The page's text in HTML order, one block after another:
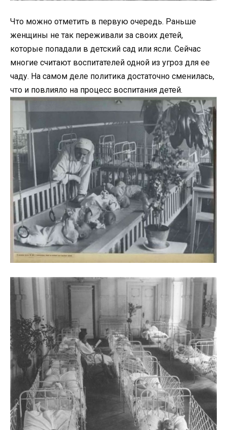
Что можно отметить в первую очередь. Раньше
женщины не так переживали за своих детей,
которые попадали в детский сад или ясли. Сейчас
многие считают воспитателей одной из угроз для ее
чаду. На самом деле политика достаточно сменилась,
что и повлияло на процесс воспитания детей.